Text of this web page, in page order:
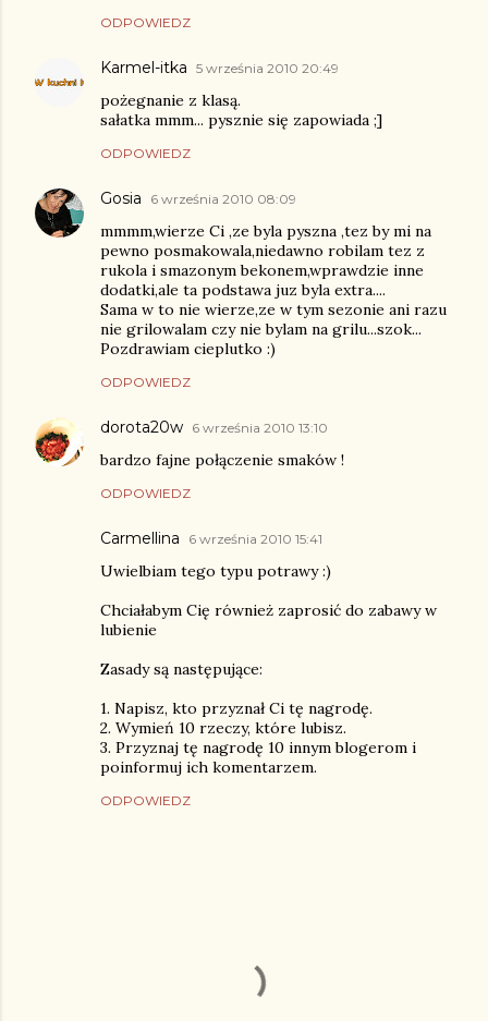
ODPOWIEDZ
Karmel-itka 5 września 2010 20:49
pożegnanie z klasą.
sałatka mmm... pysznie się zapowiada ;]
ODPOWIEDZ
Gosia 6 września 2010 08:09
mmmm,wierze Ci ,ze byla pyszna ,tez by mi na
pewno posmakowala,niedawno robilam tez z
rukola i smazonym bekonem,wprawdzie inne
dodatki,ale ta podstawa juz byla extra....
Sama w to nie wierze,ze w tym sezonie ani razu
nie grilowalam czy nie bylam na grilu...szok...
Pozdrawiam cieplutko :)
ODPOWIEDZ
dorota20w 6 września 2010 13:10
bardzo fajne połączenie smaków !
ODPOWIEDZ
Carmellina 6 września 2010 15:41
Uwielbiam tego typu potrawy :)
Chciałabym Cię również zaprosić do zabawy w
lubienie
Zasady są następujące:
1. Napisz, kto przyznał Ci tę nagrodę.
2. Wymień 10 rzeczy, które lubisz.
3. Przyznaj tę nagrodę 10 innym blogerom i
poinformuj ich komentarzem.
ODPOWIEDZ